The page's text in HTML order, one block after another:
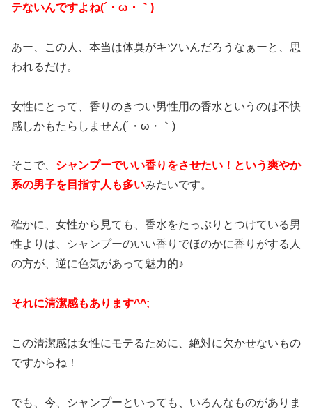
テないんですよね(´・ω・｀)
あー、この人、本当は体臭がキツいんだろうなぁーと、思
われるだけ。
女性にとって、香りのきつい男性用の香水というのは不快
感しかもたらしません(´・ω・｀)
そこで、 シャンプーでいい香りをさせたい！という爽やか
系の男子を目指す人も多いみたいです。
確かに、女性から見ても、香水をたっぷりとつけている男
性よりは、シャンプーのいい香りでほのかに香りがする人
の方が、逆に色気があって魅力的♪
それに清潔感もあります^^;
この清潔感は女性にモテるために、絶対に欠かせないもの
ですからね！
でも、今、シャンプーといっても、いろんなものがありま